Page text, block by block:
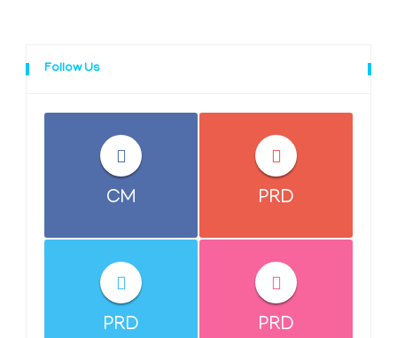
Follow Us
CM PRD
PRD PRD